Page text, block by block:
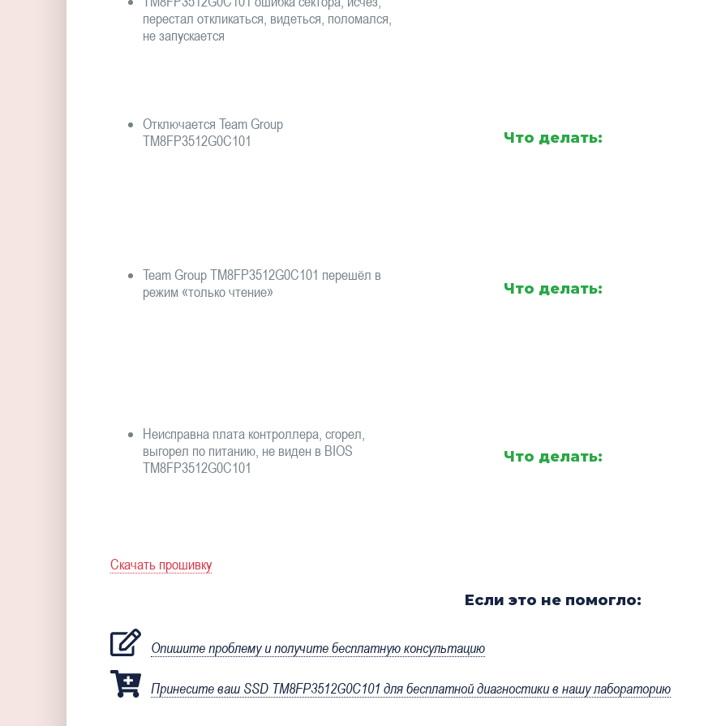
перестал откликаться, видеться, поломался,
не запускается
Отключается Team Group
TM8FP3512G0C101
Что делать:
Team Group TM8FP3512G0C101 перешёл в
режим «только чтение»
Что делать:
Неисправна плата контроллера, сгорел,
выгорел по питанию, не виден в BIOS
TM8FP3512G0C101
Что делать:
Скачать прошивку
Если это не помогло:
Опишите проблему и получите бесплатную консультацию
Принесите ваш SSD TM8FP3512G0C101 для бесплатной диагностики в нашу лабораторию